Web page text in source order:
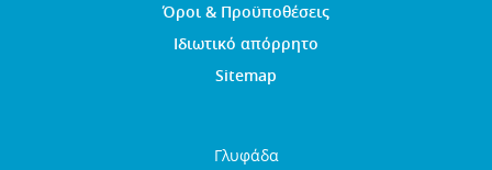
Όροι & Προϋποθέσεις
Ιδιωτικό απόρρητο
Sitemap
Γλυφάδα